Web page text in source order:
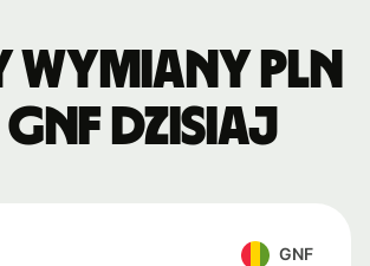
wymiany PLN
GNF dzisiaj
GNF